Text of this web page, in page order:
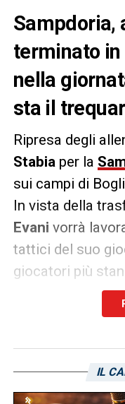
Sampdoria,
terminato
nella
sta il
Ripresa degli
Stabia per la
sui campi di
In vista della
Evani vorrà
tattici del suo
giocatori più
, fra i
infatti, è uscito
sfida delFerraris
una parte
IL